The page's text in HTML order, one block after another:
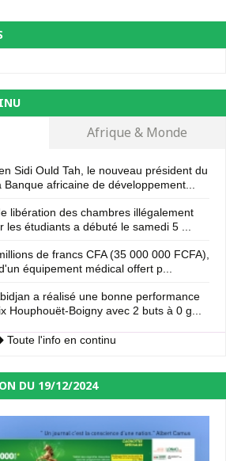
Afrique & Monde
Sidi Ould Tah, le nouveau président du
Banque africaine de développement...
libération des chambres illégalement
les étudiants a débuté le samedi 5 ...
de francs CFA (35 000 000 FCFA),
équipement médical offert p...
a réalisé une bonne performance
Houphouët-Boigny avec 2 buts à 0 g...
Toute l'info en continu
DU 19/12/2024